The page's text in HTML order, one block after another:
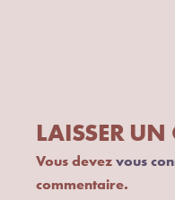
LAISSER
Vous devezvous
commentaire.